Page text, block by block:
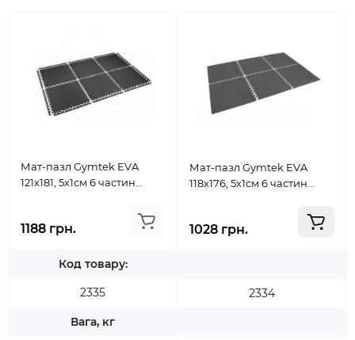
Мат-пазл Gymtek EVA
121х181, 5х1см 6 частин
1188 грн.
Код товару:
2335
Вага, кг
Мат-пазл Gymtek EVA
118х176, 5х1см 6 частин
1028 грн.
2334